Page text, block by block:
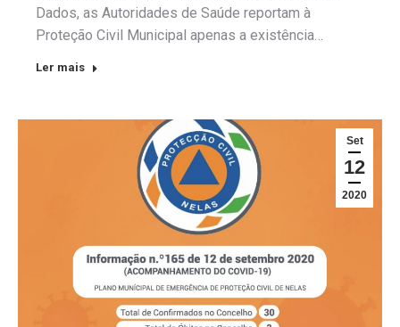
Dados, as Autoridades de Saúde reportam à
Proteção Civil Municipal apenas a existência…
Ler mais
Set
12
2020